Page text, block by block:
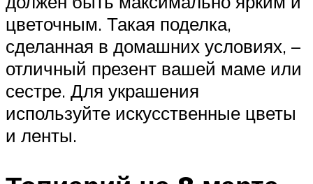
цветочным. Такая поделка,
сделанная в домашних условиях, –
отличный презент вашей маме или
сестре. Для украшения
используйте искусственные цветы
и ленты.